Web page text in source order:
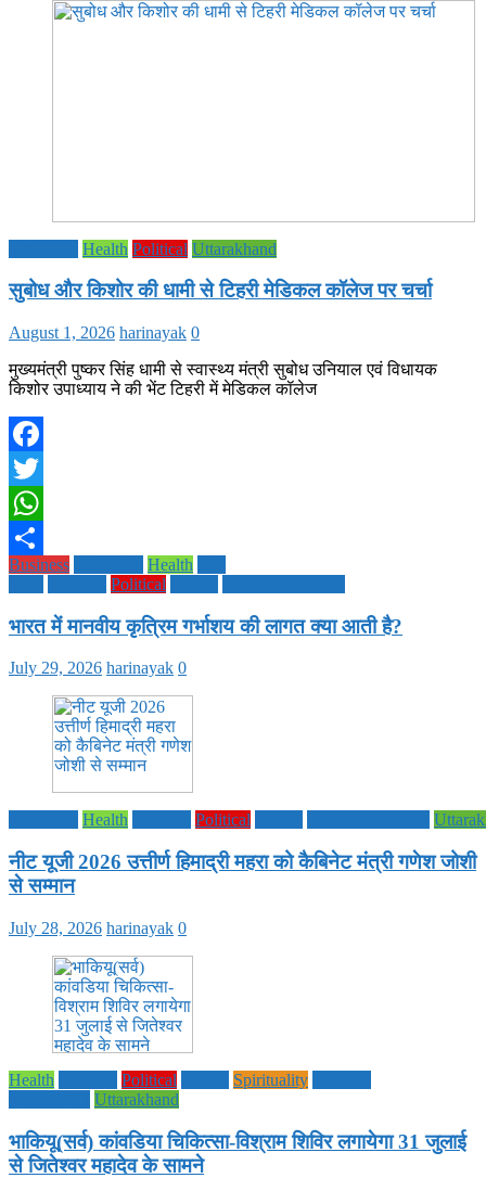
Health Political Uttarakhand
सुबोध और किशोर की धामी से टिहरी मेडिकल कॉलेज पर चर्चा
August 1, 2026 harinayak 0
मुख्यमंत्री पुष्कर सिंह धामी से स्वास्थ्य मंत्री सुबोध उनियाल एवं विधायक
किशोर उपाध्याय ने की भेंट टिहरी में मेडिकल कॉलेज
Facebook
Twitter
WhatsApp
Share
Business Health
Political
भारत में मानवीय कृत्रिम गर्भाशय की लागत क्या आती है?
July 29, 2026 harinayak 0
Health Political
नीट यूजी 2026 उत्तीर्ण हिमाद्री महरा को कैबिनेट मंत्री गणेश जोशी
से सम्मान
July 28, 2026 harinayak 0
Health Political Spirituality
Uttarakhand
भाकियू(सर्व) कांवडिया चिकित्सा-विश्राम शिविर लगायेगा 31 जुलाई
से जितेश्वर महादेव के सामने